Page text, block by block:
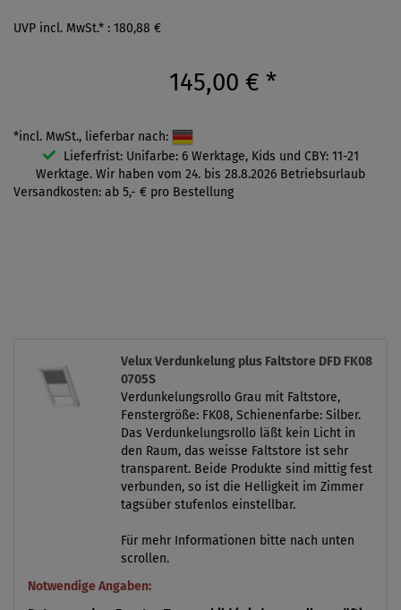
UVP incl. MwSt.* : 180,88 €
145,00 € *
*incl. MwSt., lieferbar nach:
Lieferfrist: Unifarbe: 6 Werktage, Kids und CBY: 11-21
Werktage. Wir haben vom 24. bis 28.8.2026 Betriebsurlaub
Versandkosten: ab 5,- € pro Bestellung
Velux Verdunkelung plus Faltstore DFD FK08
0705S
Verdunkelungsrollo Grau mit Faltstore,
Fenstergröße: FK08, Schienenfarbe: Silber.
Das Verdunkelungsrollo läßt kein Licht in
den Raum, das weisse Faltstore ist sehr
transparent. Beide Produkte sind mittig fest
verbunden, so ist die Helligkeit im Zimmer
tagsüber stufenlos einstellbar.
Für mehr Informationen bitte nach unten
scrollen.
Notwendige Angaben: